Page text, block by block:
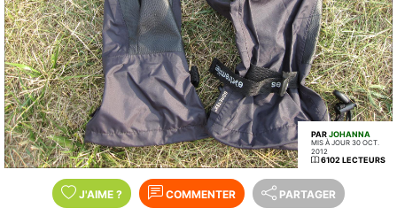
PARJOHANNA
MIS À JOUR 30 OCT.
2012
6102 LECTEURS
J'AIME ? COMMENTER PARTAGER